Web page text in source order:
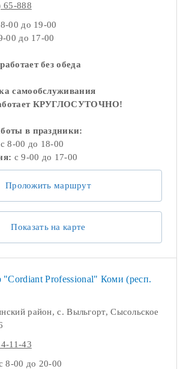
65-888
00 до 19-00
00 до 17-00
без обеда
самообслуживания
КРУГЛОСУТОЧНО!
в праздники:
с 8-00 до 18-00
с 9-00 до 17-00
Проложить маршрут
Показать на карте
Professional" Коми (респ.
район, с. Выльгорт, Сысольское
11-43
8-00 до 20-00